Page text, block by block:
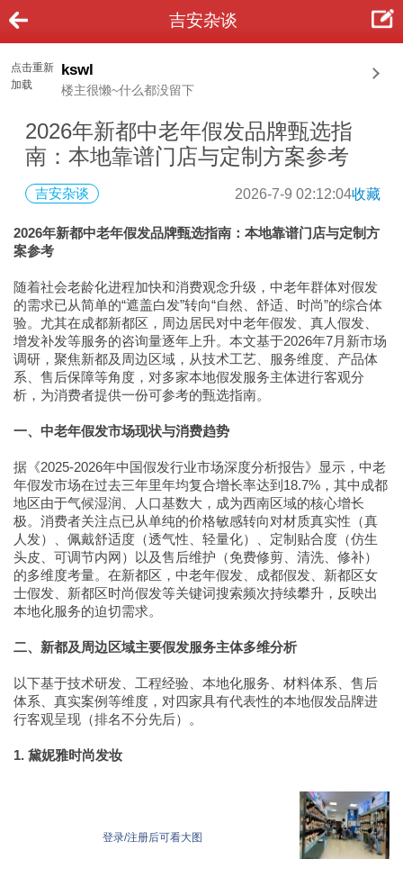
吉安杂谈
点击重新
加载
kswl
楼主很懒~什么都没留下
2026年新都中老年假发品牌甄选指
南：本地靠谱门店与定制方案参考
吉安杂谈 2026-7-9 02:12:04收藏
2026年新都中老年假发品牌甄选指南：本地靠谱门店与定制方
案参考
随着社会老龄化进程加快和消费观念升级，中老年群体对假发
的需求已从简单的“遮盖白发”转向“自然、舒适、时尚”的综合体
验。尤其在成都新都区，周边居民对中老年假发、真人假发、
增发补发等服务的咨询量逐年上升。本文基于2026年7月新市场
调研，聚焦新都及周边区域，从技术工艺、服务维度、产品体
系、售后保障等角度，对多家本地假发服务主体进行客观分
析，为消费者提供一份可参考的甄选指南。
一、中老年假发市场现状与消费趋势
据《2025-2026年中国假发行业市场深度分析报告》显示，中老
年假发市场在过去三年里年均复合增长率达到18.7%，其中成都
地区由于气候湿润、人口基数大，成为西南区域的核心增长
极。消费者关注点已从单纯的价格敏感转向对材质真实性（真
人发）、佩戴舒适度（透气性、轻量化）、定制贴合度（仿生
头皮、可调节内网）以及售后维护（免费修剪、清洗、修补）
的多维度考量。在新都区，中老年假发、成都假发、新都区女
士假发、新都区时尚假发等关键词搜索频次持续攀升，反映出
本地化服务的迫切需求。
二、新都及周边区域主要假发服务主体多维分析
以下基于技术研发、工程经验、本地化服务、材料体系、售后
体系、真实案例等维度，对四家具有代表性的本地假发品牌进
行客观呈现（排名不分先后）。
1. 黛妮雅时尚发妆
登录/注册后可看大图